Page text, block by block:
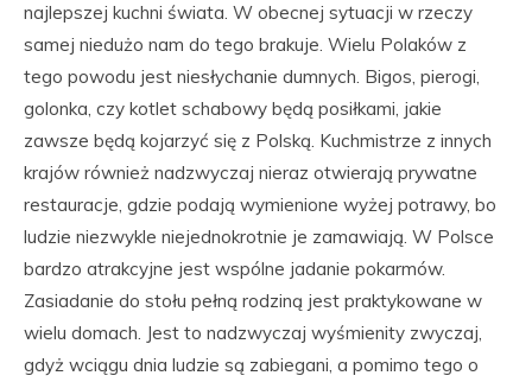
najlepszej kuchni świata. W obecnej sytuacji w rzeczy
samej niedużo nam do tego brakuje. Wielu Polaków z
tego powodu jest niesłychanie dumnych. Bigos, pierogi,
golonka, czy kotlet schabowy będą posiłkami, jakie
zawsze będą kojarzyć się z Polską. Kuchmistrze z innych
krajów również nadzwyczaj nieraz otwierają prywatne
restauracje, gdzie podają wymienione wyżej potrawy, bo
ludzie niezwykle niejednokrotnie je zamawiają. W Polsce
bardzo atrakcyjne jest wspólne jadanie pokarmów.
Zasiadanie do stołu pełną rodziną jest praktykowane w
wielu domach. Jest to nadzwyczaj wyśmienity zwyczaj,
gdyż wciągu dnia ludzie są zabiegani, a pomimo tego o